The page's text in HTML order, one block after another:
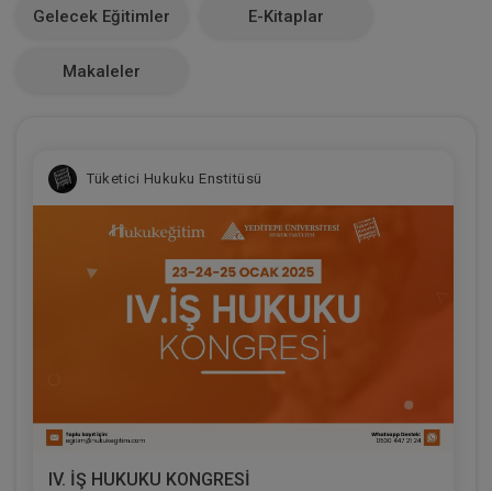
0
Gelecek Eğitimler E-Kitaplar
Makaleler
Tüketici Hukuku Enstitüsü
IV. İŞ HUKUKU KONGRESİ